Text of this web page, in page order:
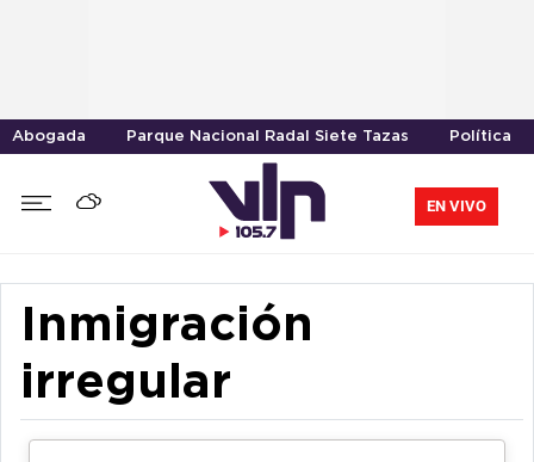
Abogada Parque Nacional Radal Siete Tazas Política
EN VIVO
Inmigración
irregular